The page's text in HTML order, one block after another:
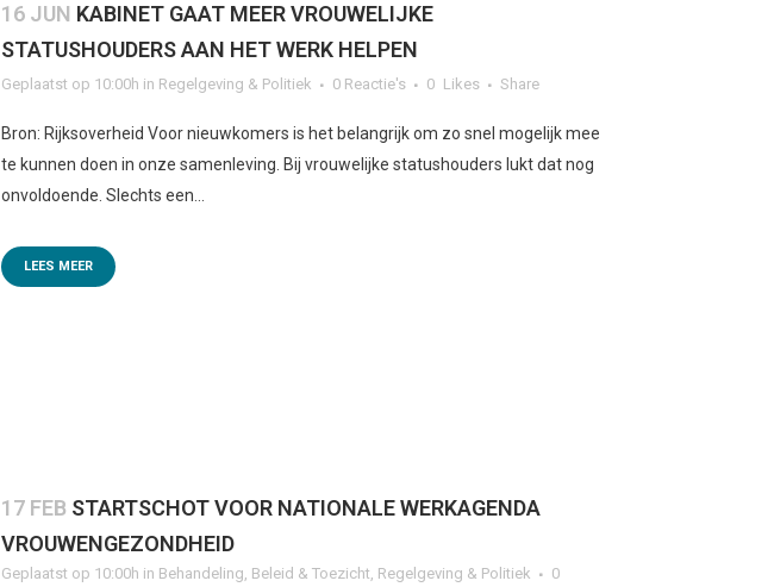
16 JUN KABINET GAAT MEER VROUWELIJKE
STATUSHOUDERS AAN HET WERK HELPEN
Geplaatst op 10:00h in Regelgeving & Politiek 0 Reactie's 0 Likes Share
Bron: Rijksoverheid Voor nieuwkomers is het belangrijk om zo snel mogelijk mee
te kunnen doen in onze samenleving. Bij vrouwelijke statushouders lukt dat nog
onvoldoende. Slechts een...
LEES MEER
17 FEB STARTSCHOT VOOR NATIONALE WERKAGENDA
VROUWENGEZONDHEID
Geplaatst op 10:00h in Behandeling, Beleid & Toezicht, Regelgeving & Politiek
0